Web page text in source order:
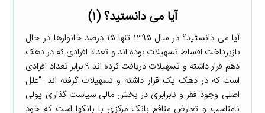
آیا می دانستید؟ (۱)
آیا می دانستید؟ در سال ۱۳۹۵ تنها ۱۵ درصد خانوارها در حال
بازپرداخت اقساط تسهیلات بوده اند و تعداد افرادی که در دهک
دهم قرار داشته و تسهیلات دریافت کرده اند ۹ برابر تعداد افرادی
است که در دهک یک قرار داشته و تسهیلات گرفته اند. “علل
اصلی وجود فقر و نابرابری در بخش مالی سیاست گذاری پولی
نامناسب و تعارض منافع بانک مرکزی با بانکها است که خود